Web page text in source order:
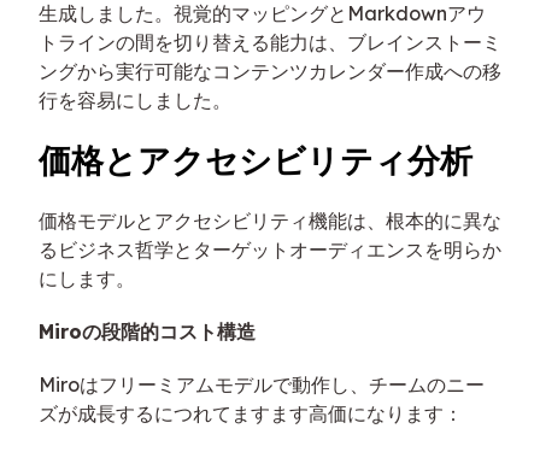
生成しました。視覚的マッピングとMarkdownアウ
トラインの間を切り替える能力は、ブレインストーミ
ングから実行可能なコンテンツカレンダー作成への移
行を容易にしました。
価格とアクセシビリティ分析
価格モデルとアクセシビリティ機能は、根本的に異な
るビジネス哲学とターゲットオーディエンスを明らか
にします。
Miroの段階的コスト構造
Miroはフリーミアムモデルで動作し、チームのニー
ズが成長するにつれてますます高価になります：